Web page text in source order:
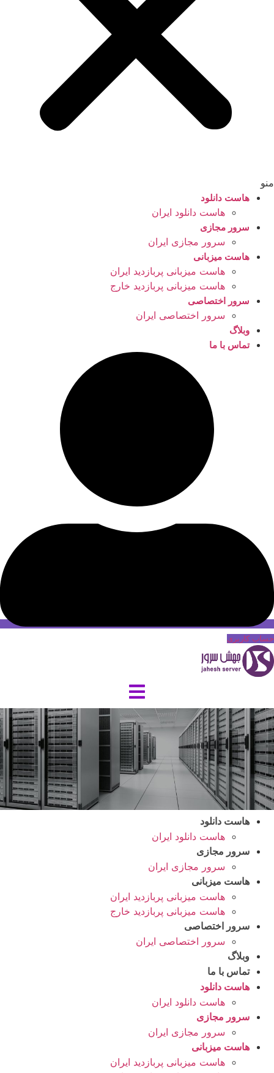
منو
هاست دانلود
هاست دانلود ایران
سرور مجازی
سرور مجازی ایران
هاست میزبانی
هاست میزبانی پربازدید ایران
هاست میزبانی پربازدید خارج
سرور اختصاصی
سرور اختصاصی ایران
وبلاگ
تماس با ما
حساب کاربری
هاست دانلود
هاست دانلود ایران
سرور مجازی
سرور مجازی ایران
هاست میزبانی
هاست میزبانی پربازدید ایران
هاست میزبانی پربازدید خارج
سرور اختصاصی
سرور اختصاصی ایران
وبلاگ
تماس با ما
هاست دانلود
هاست دانلود ایران
سرور مجازی
سرور مجازی ایران
هاست میزبانی
هاست میزبانی پربازدید ایران